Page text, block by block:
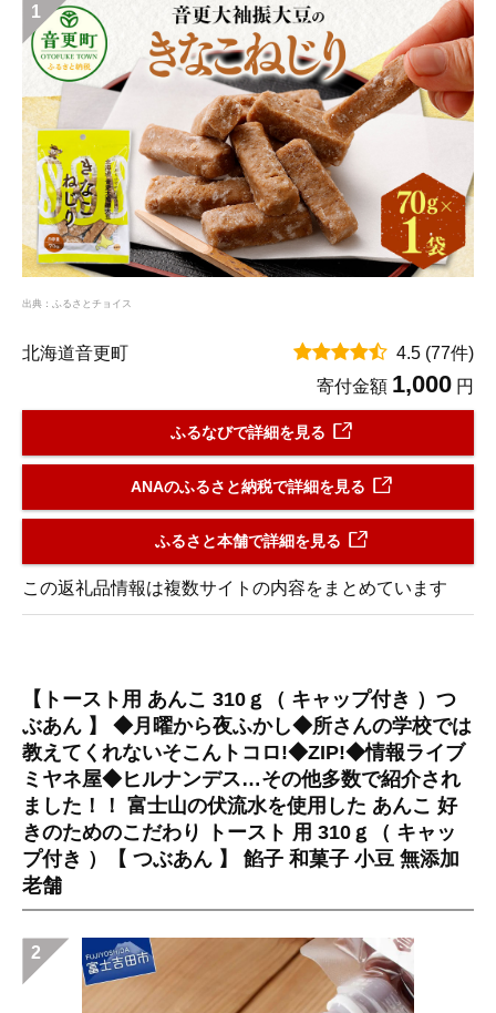
1
出典：ふるさとチョイス
北海道音更町 4.5 (77件)
寄付金額 1,000 円
ふるなびで詳細を見る
ANAのふるさと納税で詳細を見る
ふるさと本舗で詳細を見る
この返礼品情報は複数サイトの内容をまとめています
【トースト用 あんこ 310ｇ（ キャップ付き ）つ
ぶあん 】 ◆月曜から夜ふかし◆所さんの学校では
教えてくれないそこんトコロ!◆ZIP!◆情報ライブ
ミヤネ屋◆ヒルナンデス…その他多数で紹介され
ました！！ 富士山の伏流水を使用した あんこ 好
きのためのこだわり トースト 用 310ｇ（ キャッ
プ付き ）【 つぶあん 】 餡子 和菓子 小豆 無添加
老舗
2